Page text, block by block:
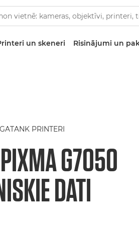
un skeneri Risinājumi un
PRINTERI
G7050
DATI